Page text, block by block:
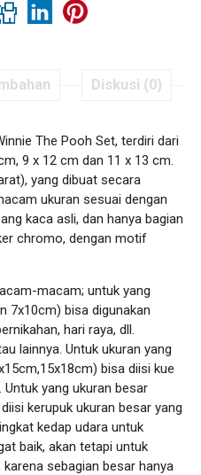
Diskusi (0)
The Pooh Set, terdiri dari
9 x 12 cm dan 11 x 13 cm.
yang dibuat secara
ukuran sesuai dengan
kaca asli, dan hanya bagian
chromo, dengan motif
macam; untuk yang
7x10cm) bisa digunakan
hari raya, dll.
lainnya. Untuk ukuran yang
bisa diisi kue
Untuk yang ukuran besar
kerupuk ukuran besar yang
kedap udara untuk
baik, akan tetapi untuk
sebagian besar hanya